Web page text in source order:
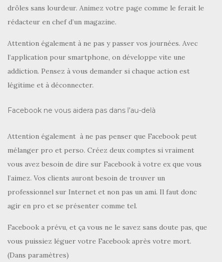
drôles sans lourdeur. Animez votre page comme le ferait le
rédacteur en chef d’un magazine.
Attention également à ne pas y passer vos journées. Avec
l’application pour smartphone, on développe vite une
addiction. Pensez à vous demander si chaque action est
légitime et à déconnecter.
Facebook ne vous aidera pas dans l’au-delà
Attention également à ne pas penser que Facebook peut
mélanger pro et perso. Créez deux comptes si vraiment
vous avez besoin de dire sur Facebook à votre ex que vous
l’aimez. Vos clients auront besoin de trouver un
professionnel sur Internet et non pas un ami. Il faut donc
agir en pro et se présenter comme tel.
Facebook a prévu, et ça vous ne le savez sans doute pas, que
vous puissiez léguer votre Facebook après votre mort.
(Dans paramètres)